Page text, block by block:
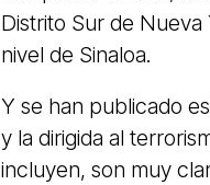
Distrito Sur de
nivel de Sinaloa.
Y se han publicado
y la dirigida al
incluyen, son muy